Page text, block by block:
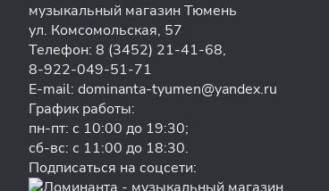
музыкальный магазин Тюмень
ул. Комсомольская, 57
Телефон: 8 (3452) 21-41-68,
8-922-049-51-71
E-mail: dominanta-tyumen@yandex.ru
График работы:
пн-пт: с 10:00 до 19:30;
сб-вс: с 11:00 до 18:30.
Подписаться на соцсети: